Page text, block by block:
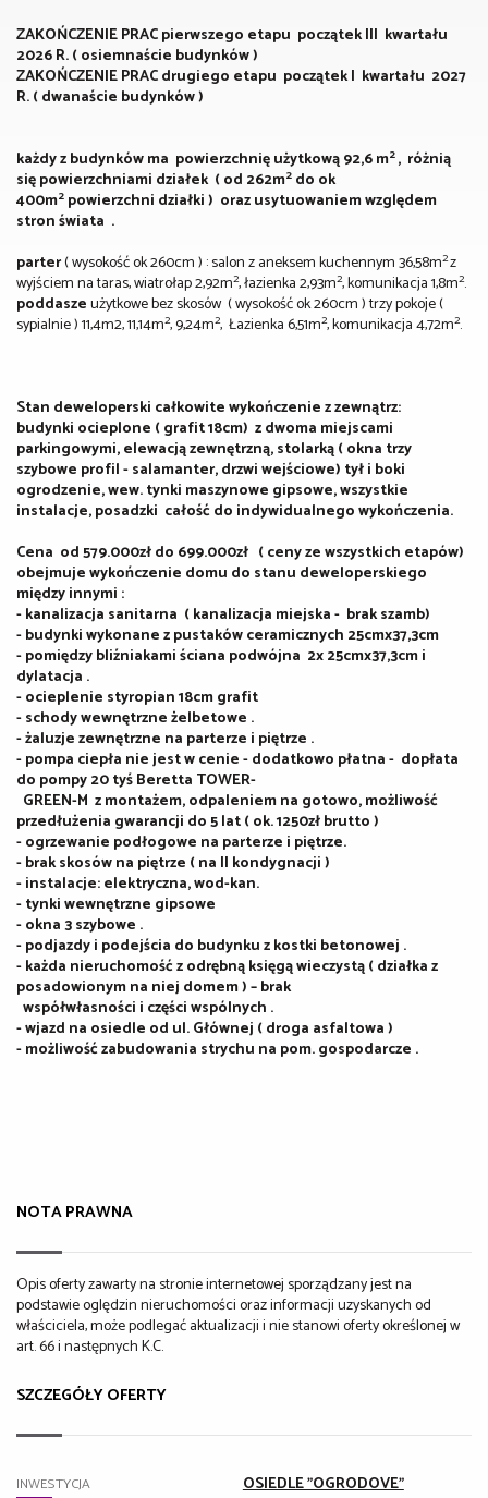
ZAKOŃCZENIE PRAC pierwszego etapu początek III kwartału
2026 R. ( osiemnaście budynków )
ZAKOŃCZENIE PRAC drugiego etapu początek I kwartału 2027
R. ( dwanaście budynków )
każdy z budynków ma powierzchnię użytkową 92,6 m2, różnią
się powierzchniami działek ( od 262m2 do ok
400m2 powierzchni działki ) oraz usytuowaniem względem
stron świata .
parter( wysokość ok 260cm ) : salon z aneksem kuchennym 36,58m2z
wyjściem na taras, wiatrołap 2,92m2, łazienka 2,93m2, komunikacja 1,8m2.
poddaszeużytkowe bez skosów ( wysokość ok 260cm ) trzy pokoje (
sypialnie ) 11,4m2, 11,14m2, 9,24m2, Łazienka 6,51m2, komunikacja 4,72m2.
Stan deweloperski całkowite wykończenie z zewnątrz:
budynki ocieplone ( grafit 18cm) z dwoma miejscami
parkingowymi, elewacją zewnętrzną, stolarką ( okna trzy
szybowe profil - salamanter, drzwi wejściowe) tył i boki
ogrodzenie, wew. tynki maszynowe gipsowe, wszystkie
instalacje, posadzki całość do indywidualnego wykończenia.
Cena od 579.000zł do 699.000zł ( ceny ze wszystkich etapów)
obejmuje wykończenie domu do stanu deweloperskiego
między innymi :
- kanalizacja sanitarna ( kanalizacja miejska - brak szamb)
- budynki wykonane z pustaków ceramicznych 25cmx37,3cm
- pomiędzy bliźniakami ściana podwójna 2x 25cmx37,3cm i
dylatacja .
- ocieplenie styropian 18cm grafit
- schody wewnętrzne żelbetowe .
- żaluzje zewnętrzne na parterze i piętrze .
- pompa ciepła nie jest w cenie - dodatkowo płatna - dopłata
do pompy 20 tyś Beretta TOWER-
GREEN-M z montażem, odpaleniem na gotowo, możliwość
przedłużenia gwarancji do 5 lat ( ok. 1250zł brutto )
- ogrzewanie podłogowe na parterze i piętrze.
- brak skosów na piętrze ( na II kondygnacji )
- instalacje: elektryczna, wod-kan.
- tynki wewnętrzne gipsowe
- okna 3 szybowe .
- podjazdy i podejścia do budynku z kostki betonowej .
- każda nieruchomość z odrębną księgą wieczystą ( działka z
posadowionym na niej domem ) – brak
współwłasności i części wspólnych .
- wjazd na osiedle od ul. Głównej ( droga asfaltowa )
- możliwość zabudowania strychu na pom. gospodarcze .
NOTA PRAWNA
Opis oferty zawarty na stronie internetowej sporządzany jest na
podstawie oględzin nieruchomości oraz informacji uzyskanych od
właściciela, może podlegać aktualizacji i nie stanowi oferty określonej w
art. 66 i następnych K.C.
SZCZEGÓŁY OFERTY
INWESTYCJA OSIEDLE "OGRODOVE"